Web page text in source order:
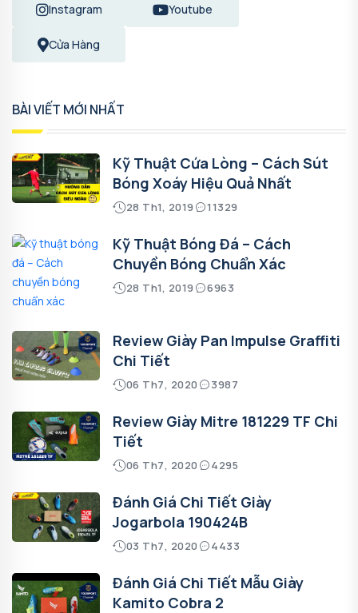
Instagram Youtube
Cửa Hàng
BÀI VIẾT MỚI NHẤT
Kỹ Thuật Cứa Lòng – Cách Sút
Bóng Xoáy Hiệu Quả Nhất
28 Th1, 2019 11329
Kỹ Thuật Bóng Đá – Cách
Chuyền Bóng Chuẩn Xác
28 Th1, 2019 6963
Review Giày Pan Impulse Graffiti
Chi Tiết
06 Th7, 2020 3987
Review Giày Mitre 181229 TF Chi
Tiết
06 Th7, 2020 4295
Đánh Giá Chi Tiết Giày
Jogarbola 190424B
03 Th7, 2020 4433
Đánh Giá Chi Tiết Mẫu Giày
Kamito Cobra 2